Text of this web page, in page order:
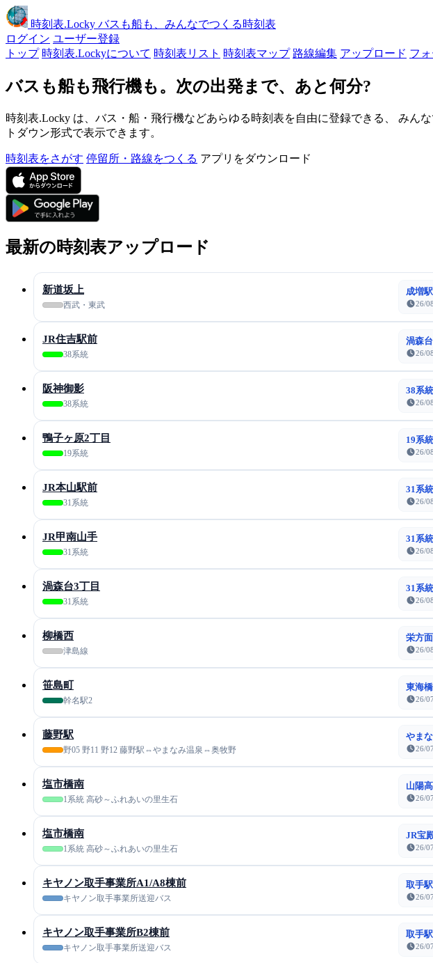
時刻表.Locky バスも船も、みんなでつくる時刻表
ログイン ユーザー登録
トップ 時刻表.Lockyについて 時刻表リスト 時刻表マップ 路線編集 アップロード フ
バスも船も飛行機も。次の出発まで、あと何分?
時刻表.Locky は、バス・船・飛行機などあらゆる時刻表を自由に登録できる、 みん
トダウン形式で表示できます。
時刻表をさがす 停留所・路線をつくる アプリをダウンロード
最新の時刻表アップロード
新道坂上
西武・東武
成増
26/
JR住吉駅前
38系統
渦森
26/
阪神御影
38系統
38系
26/
鴨子ヶ原2丁目
19系統
19系
26/
JR本山駅前
31系統
31系
26/
JR甲南山手
31系統
31系
26/
渦森台3丁目
31系統
31系
26/
柳橋西
津島線
栄方
26/
笹島町
幹名駅2
東海
26/
藤野駅
野05 野11 野12 藤野駅⇔やまなみ温泉⇔奥牧野
やま
26/
塩市橋南
1系統 高砂～ふれあいの里生石
山陽
26/
塩市橋南
1系統 高砂～ふれあいの里生石
JR宝
26/
キヤノン取手事業所A1/A8棟前
キヤノン取手事業所送迎バス
取手
26/
キヤノン取手事業所B2棟前
キヤノン取手事業所送迎バス
取手
26/